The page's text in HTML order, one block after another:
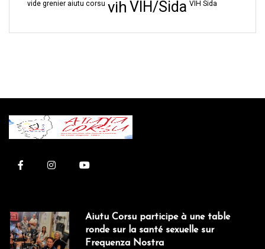
vide grenier aiutu corsu vih VIH/Sida VIH Sida
Aiutu Corsu participe à une table
ronde sur la santé sexuelle sur
Frequenza Nostra